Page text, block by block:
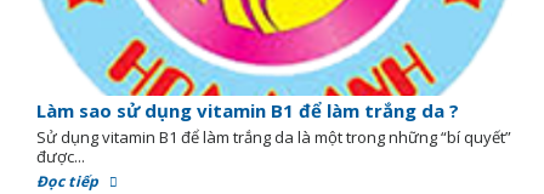
Làm sao sử dụng vitamin B1 để làm trắng da ?
Sử dụng vitamin B1 để làm trắng da là một trong những “bí quyết”
được...
Đọc tiếp